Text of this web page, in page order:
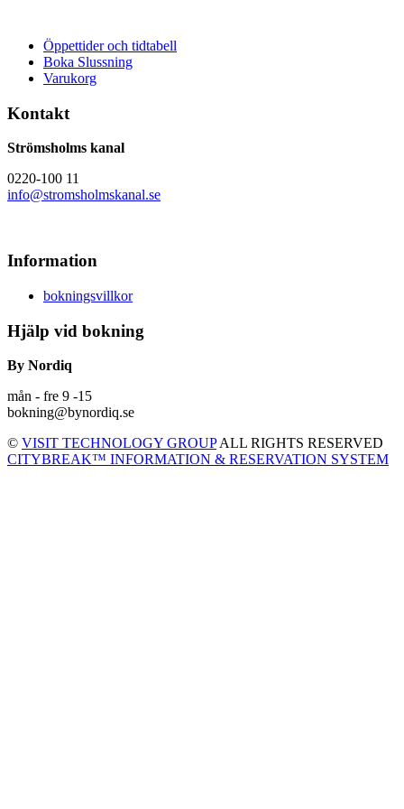
Öppettider och tidtabell
Boka Slussning
Varukorg
Kontakt
Strömsholms kanal
0220-100 11
info@stromsholmskanal.se
Information
bokningsvillkor
Hjälp vid bokning
By Nordiq
mån - fre 9 -15
bokning@bynordiq.se
© VISIT TECHNOLOGY GROUPALL RIGHTS RESERVED
CITYBREAK™ INFORMATION & RESERVATION SYSTEM